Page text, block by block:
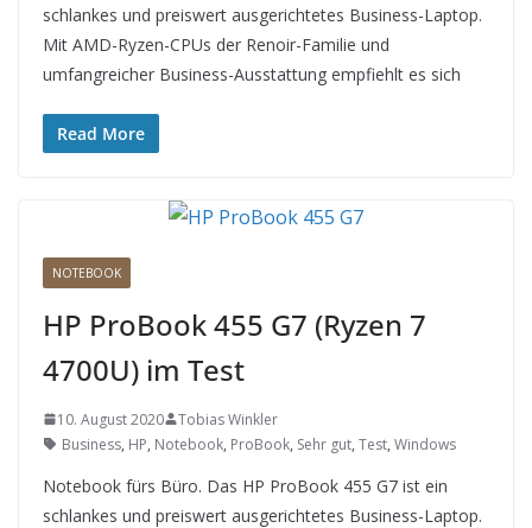
schlankes und preiswert ausgerichtetes Business-Laptop.
Mit AMD-Ryzen-CPUs der Renoir-Familie und
umfangreicher Business-Ausstattung empfiehlt es sich
Read More
NOTEBOOK
HP ProBook 455 G7 (Ryzen 7
4700U) im Test
10. August 2020
Tobias Winkler
Business, HP, Notebook, ProBook, Sehr gut, Test, Windows
Notebook fürs Büro. Das HP ProBook 455 G7 ist ein
schlankes und preiswert ausgerichtetes Business-Laptop.